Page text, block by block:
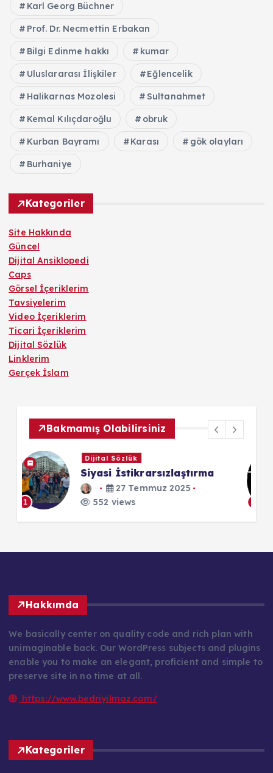
Karl Georg Büchner
Prof. Dr. Necmettin Erbakan
Bilgi Edinme hakkı kumar
Uluslararası İlişkiler Eğlencelik
Halikarnas Mozolesi Sultanahmet
Kemal Kılıçdaroğlu obruk
Kurban Bayramı Karası gök olayları
Burhaniye
Kategoriler
Site Hakkında
Güncel
Dijital Ansiklopedi
Caps
Görsel İçeriklerim
Tavsiyelerim
Video İçeriklerim
Ticari İçeriklerim
Dijital Sözlük
Linklerim
Gerçek İslam
Bakmamış Olabilirsiniz
1
Tavsiyelerim
fotopedi.org
10 Ekim 2025
552 views
Hakkımda
We basically center on quality code and rich plan with
unimaginable back. Our WordPress subjects and plugins
enable you to make an elegant, proficient and simple to
preserve site in no time at all.
https://www.bedriyilmaz.com/
Kategoriler